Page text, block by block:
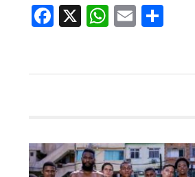
Facebook
X WhatsApp
Email